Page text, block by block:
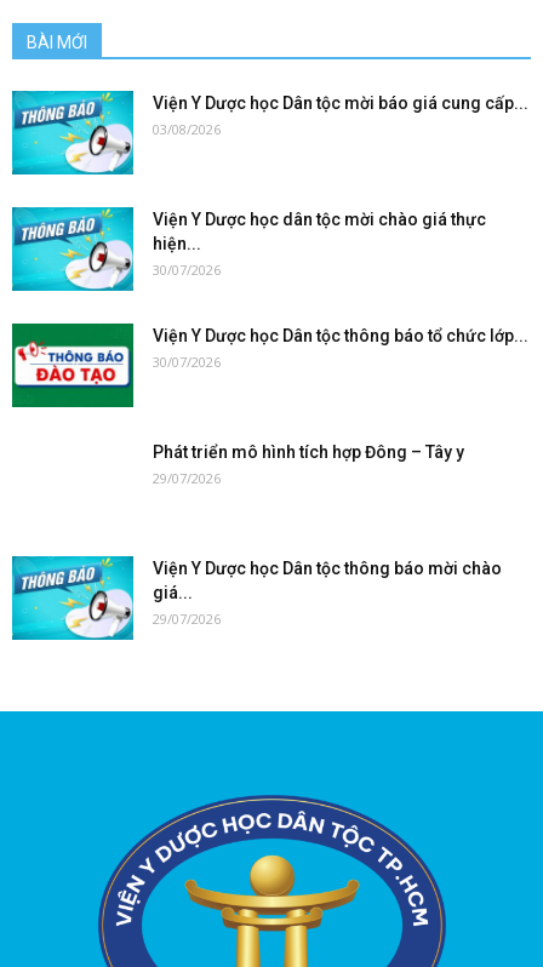
BÀI MỚI
Viện Y Dược học Dân tộc mời báo giá cung cấp...
03/08/2026
Viện Y Dược học dân tộc mời chào giá thực
hiện...
30/07/2026
Viện Y Dược học Dân tộc thông báo tổ chức lớp...
30/07/2026
Phát triển mô hình tích hợp Đông – Tây y
29/07/2026
Viện Y Dược học Dân tộc thông báo mời chào
giá...
29/07/2026